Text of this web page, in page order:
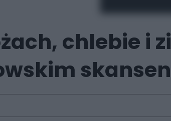
chlebie i